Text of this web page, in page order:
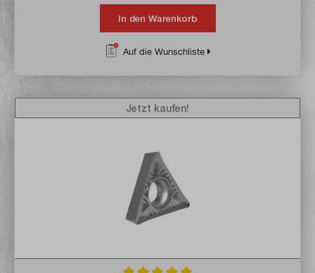
In den Warenkorb
Auf die Wunschliste
Jetzt kaufen!